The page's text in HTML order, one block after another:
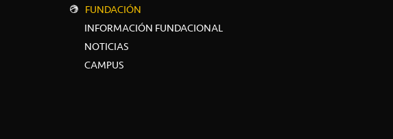
FUNDACIÓN
INFORMACIÓN FUNDACIONAL
NOTICIAS
CAMPUS